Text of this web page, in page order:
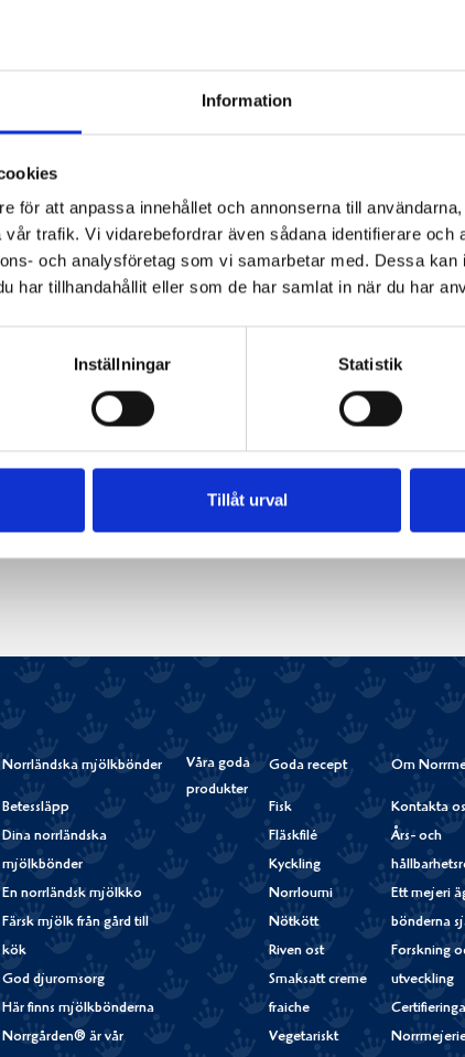
Information
för att anpassa innehållet och annonserna till
trafik. Vi vidarebefordrar även sådana identifierare och
och analysföretag som vi samarbetar med. Dessa
har tillhandahållit eller som de har samlat in när du har
Inställningar Statistik
Tillåt urval
Norrländska mjölkbönder
Betessläpp
Dina norrländska
mjölkbönder
En norrländsk mjölkko
Färsk mjölk från gård till
kök
God djuromsorg
Här finns mjölkbönderna
Norrgården® är vår
Våra goda
produkter
Goda recept
Fisk
Fläskfilé
Kyckling
Norrloumi
Nötkött
Riven ost
Smaksatt creme
fraiche
Vegetariskt
Om
Kontakta
Års- och
Ett mejeri
bönderna
Forskning
utveckling